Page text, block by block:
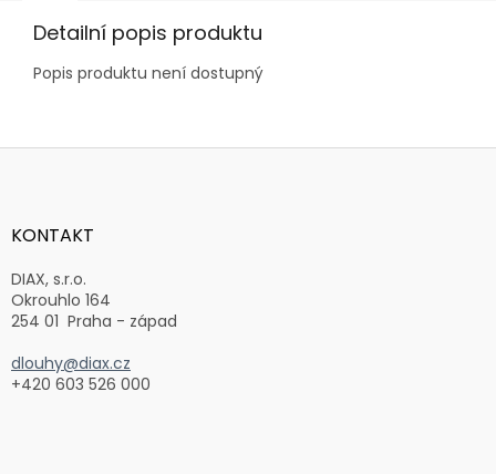
Detailní popis produktu
Popis produktu není dostupný
Z
aKONTAKT
DIAX, s.r.o.
Okrouhlo 164
254 01 Praha - západ
dlouhy@diax.cz
+420 603 526 000